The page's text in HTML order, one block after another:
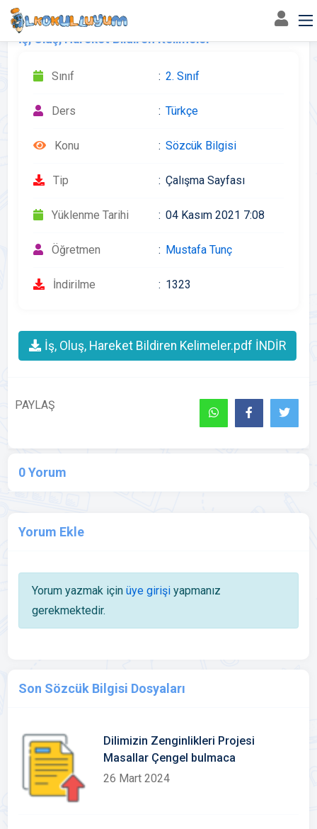
İş, Oluş, Hareket Bildiren Kelimeler
Sınıf 2. Sınıf
Ders Türkçe
Konu Sözcük Bilgisi
Tip Çalışma Sayfası
Yüklenme Tarihi 04 Kasım 2021 7:08
Öğretmen Mustafa Tunç
İndirilme 1323
İş, Oluş, Hareket Bildiren Kelimeler.pdf İNDİR
PAYLAŞ
0 Yorum
Yorum Ekle
Yorum yazmak için üye girişiyapmanız
gerekmektedir.
Son Sözcük Bilgisi Dosyaları
Dilimizin Zenginlikleri Projesi
Masallar Çengel bulmaca
26 Mart 2024